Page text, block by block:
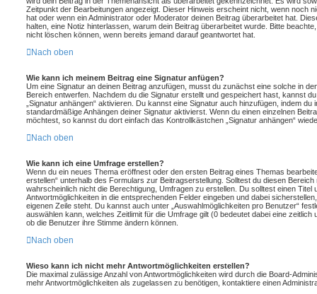
Zeitpunkt der Bearbeitungen angezeigt. Dieser Hinweis erscheint nicht, wenn noch
hat oder wenn ein Administrator oder Moderator deinen Beitrag überarbeitet hat.
halten, eine Notiz hinterlassen, warum dein Beitrag überarbeitet wurde. Bitte
nicht löschen können, wenn bereits jemand darauf geantwortet hat.
Nach oben
Wie kann ich meinem Beitrag eine Signatur anfügen?
Um eine Signatur an deinen Beitrag anzufügen, musst du zunächst eine solche in
Bereich entwerfen. Nachdem du die Signatur erstellt und gespeichert hast, kannst
„Signatur anhängen“ aktivieren. Du kannst eine Signatur auch hinzufügen, indem
standardmäßige Anhängen deiner Signatur aktivierst. Wenn du einen einzelnen
möchtest, so kannst du dort einfach das Kontrollkästchen „Signatur anhängen“
Nach oben
Wie kann ich eine Umfrage erstellen?
Wenn du ein neues Thema eröffnest oder den ersten Beitrag eines Themas
erstellen“ unterhalb des Formulars zur Beitragserstellung. Solltest du diesen
wahrscheinlich nicht die Berechtigung, Umfragen zu erstellen. Du solltest einen Titel
Antwortmöglichkeiten in die entsprechenden Felder eingeben und dabei
eigenen Zeile steht. Du kannst auch unter „Auswahlmöglichkeiten pro Benutzer“
auswählen kann, welches Zeitlimit für die Umfrage gilt (0 bedeutet dabei eine
ob die Benutzer ihre Stimme ändern können.
Nach oben
Wieso kann ich nicht mehr Antwortmöglichkeiten erstellen?
Die maximal zulässige Anzahl von Antwortmöglichkeiten wird durch die Board-
mehr Antwortmöglichkeiten als zugelassen zu benötigen, kontaktiere einen